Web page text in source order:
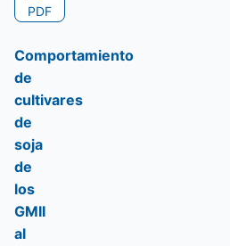
PDF
Comportamiento
de
cultivares
de
soja
de
los
GMII
al